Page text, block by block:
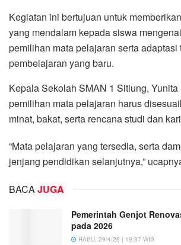
Kegiatan ini bertujuan untuk
yang mendalam kepada siswa
pemilihan mata pelajaran serta adaptasi
pembelajaran yang baru.
Kepala Sekolah SMAN 1 Sitiung, Yunita
pemilihan mata pelajaran harus
minat, bakat, serta rencana studi dan
“Mata pelajaran yang tersedia, serta
jenjang pendidikan selanjutnya,”
BACAJUGA
Pemerintah Genjot
pada 2026
RABU, 29/4/26 | 19:37 WIB